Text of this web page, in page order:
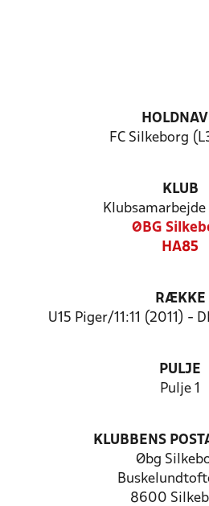
FC Silkeborg
KLUB
ØBG
HA85
RÆKKE
U15 Piger/11:11 (2011) -
PULJE
Pulje 1
KLUBBENS
Øbg
8600